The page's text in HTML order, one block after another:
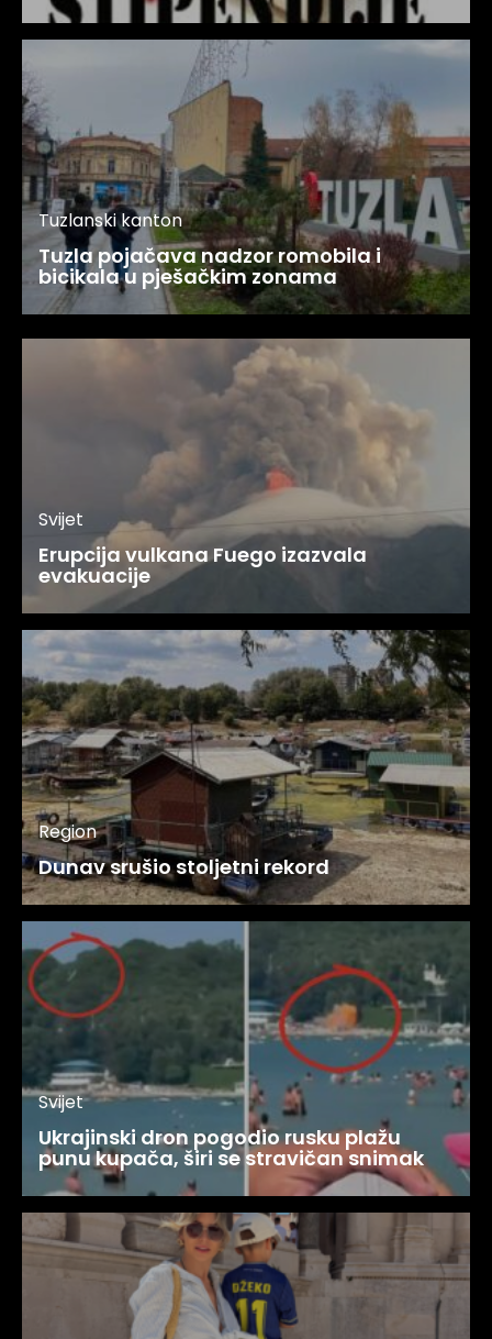
Tuzlanski kanton
Tuzla pojačava nadzor romobila i
bicikala u pješačkim zonama
Svijet
Erupcija vulkana Fuego izazvala
evakuacije
Region
Dunav srušio stoljetni rekord
Svijet
Ukrajinski dron pogodio rusku plažu
punu kupača, širi se stravičan snimak